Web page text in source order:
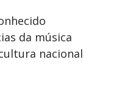
da música
nacional